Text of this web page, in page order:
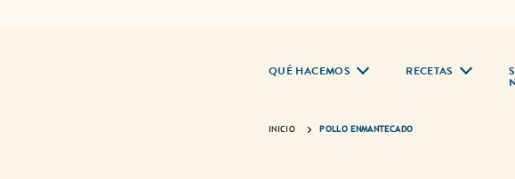
QUÉ HACEMOS RECETAS
INICIO POLLO ENMANTECADO